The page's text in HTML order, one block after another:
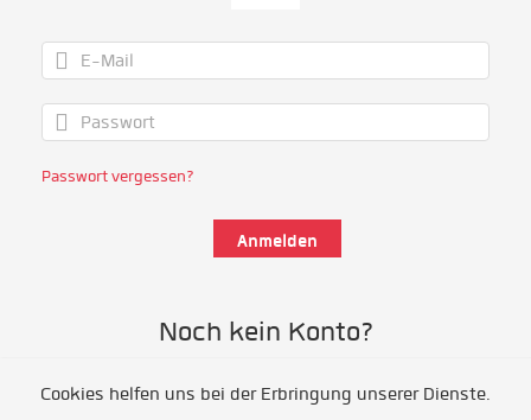
Passwort vergessen?
Noch kein Konto?
Als Freiwillige/r registrieren
Cookies helfen uns bei der Erbringung unserer Dienste.